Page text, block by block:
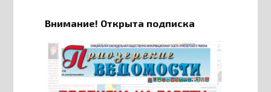
Внимание! Открыта подписка